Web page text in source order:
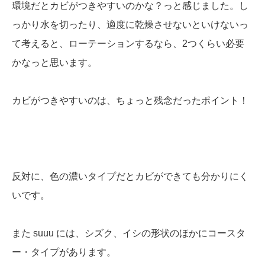
環境だとカビがつきやすいのかな？っと感じました。し
っかり水を切ったり、適度に乾燥させないといけないっ
て考えると、ローテーションするなら、2つくらい必要
かなっと思います。
カビがつきやすいのは、ちょっと残念だったポイント！
反対に、色の濃いタイプだとカビができても分かりにく
いです。
また suuu には、シズク、イシの形状のほかにコースタ
ー・タイプがあります。